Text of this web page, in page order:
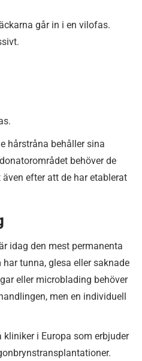
går in i en vilofas.
hårstråna behåller sina
behöver de
efter att de har etablerat
idag den mest permanenta
tunna, glesa eller saknade
eller microblading behöver
men en individuell
kliniker i Europa som erbjuder